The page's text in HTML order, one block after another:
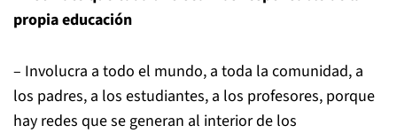
propia educación
– Involucra a todo el mundo, a toda la comunidad, a
los padres, a los estudiantes, a los profesores, porque
hay redes que se generan al interior de los